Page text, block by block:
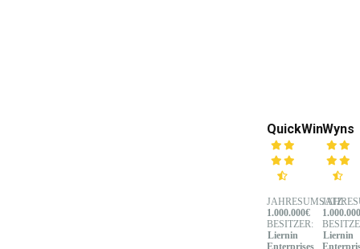
QuickWin
JAHRESUMSATZ:
1.000.000€
BESITZER:
Liernin
Enterprises
Wyns
Liernin